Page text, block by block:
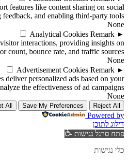
features like content sharing on social
and enabling third-party tools.
None
►
Analytical Cookies Remark
interactions, providing insights on
count, bounce rate, and traffic sources.
None
►
Advertisement Cookies Remark
deliver personalized ads based on your
the effectiveness of ad campaigns.
None
Reject All
Save My Preferences
All
Powered by
דילוג לתוכן
פתח סרגל נגישות
כלי נגישות